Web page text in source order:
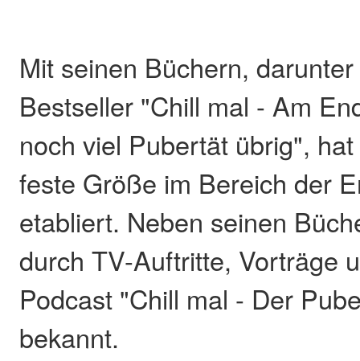
Mit seinen Büchern,
Bestseller "Chill mal - Am
noch viel Pubertät übrig",
feste Größe im Bereich der
etabliert. Neben seinen
durch TV-Auftritte, Vorträge
Podcast "Chill mal - Der
bekannt.